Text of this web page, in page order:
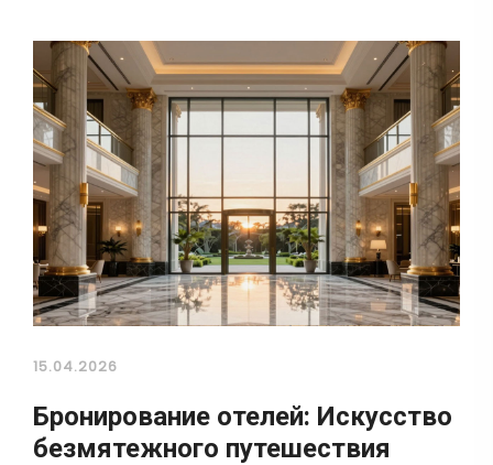
15.04.2026
Бронирование отелей: Искусство
безмятежного путешествия